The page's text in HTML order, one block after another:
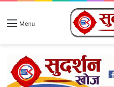
Menu